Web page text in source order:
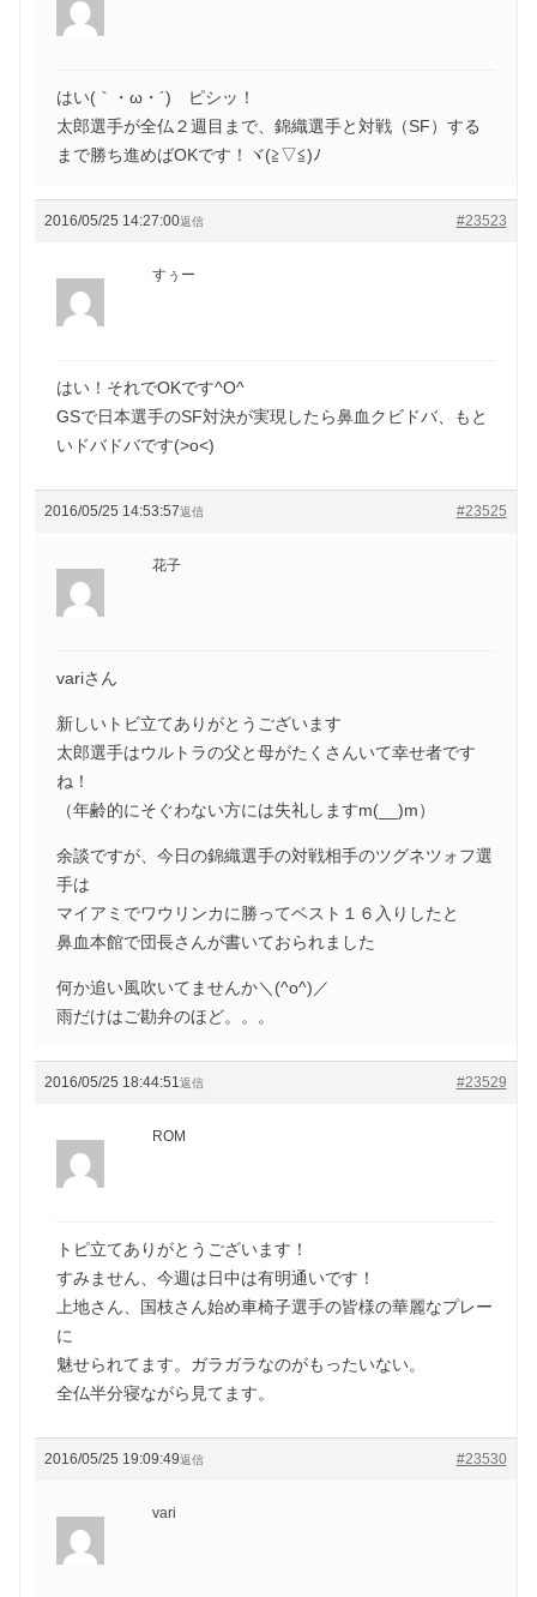
はい(｀・ω・´)ゞピシッ！
太郎選手が全仏２週目まで、錦織選手と対戦（SF）する
まで勝ち進めばOKです！ヾ(≧▽≦)ﾉ
2016/05/25 14:27:00 #23523
返信
すぅー
はい！それでOKです^O^
GSで日本選手のSF対決が実現したら鼻血クビドバ、もと
いドバドバです(>o<)
2016/05/25 14:53:57 #23525
返信
花子
variさん
新しいトビ立てありがとうございます
太郎選手はウルトラの父と母がたくさんいて幸せ者です
ね！
（年齢的にそぐわない方には失礼しますm(__)m）
余談ですが、今日の錦織選手の対戦相手のツグネツォフ選
手は
マイアミでワウリンカに勝ってベスト１６入りしたと
鼻血本館で団長さんが書いておられました
何か追い風吹いてませんか＼(^o^)／
雨だけはご勘弁のほど。。。
2016/05/25 18:44:51 #23529
返信
ROM
トピ立てありがとうございます！
すみません、今週は日中は有明通いです！
上地さん、国枝さん始め車椅子選手の皆様の華麗なプレー
に
魅せられてます。ガラガラなのがもったいない。
全仏半分寝ながら見てます。
2016/05/25 19:09:49 #23530
返信
vari